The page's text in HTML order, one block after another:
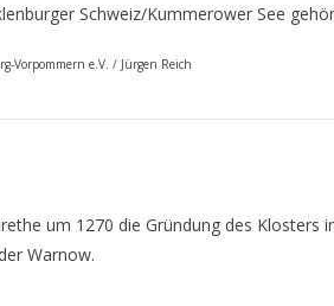
Schweiz/Kummerower See
Vorpommern e.V. / Jürgen Reich
um 1270 die Gründung des Klosters
Warnow.